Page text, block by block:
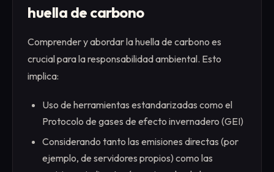
huella de carbono
Comprender y abordar la huella de carbono es
crucial para la responsabilidad ambiental. Esto
implica:
Uso de herramientas estandarizadas como el
Protocolo de gases de efecto invernadero (GEI)
Considerando tanto las emisiones directas (por
ejemplo, de servidores propios) como las